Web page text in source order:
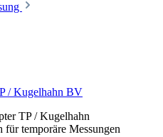
/ Kugelhahn BV
TP / Kugelhahn
temporäre Messungen